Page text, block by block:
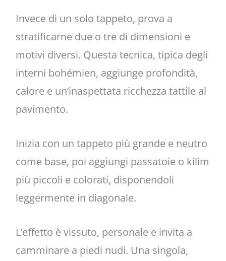
Invece di un solo tappeto, prova a
stratificarne due o tre di dimensioni e
motivi diversi. Questa tecnica, tipica degli
interni bohémien, aggiunge profondità,
calore e un’inaspettata ricchezza tattile al
pavimento.
Inizia con un tappeto più grande e neutro
come base, poi aggiungi passatoie o kilim
più piccoli e colorati, disponendoli
leggermente in diagonale.
L’effetto è vissuto, personale e invita a
camminare a piedi nudi. Una singola,